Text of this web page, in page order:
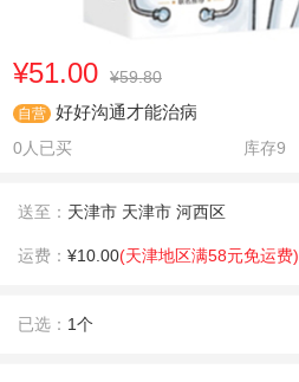
¥51.00 ¥59.80
自营 好好沟通才能治病
0人已买 库存9
送至： 天津市 天津市 河西区
运费： ¥10.00(天津地区满58元免运费)
已选： 1个